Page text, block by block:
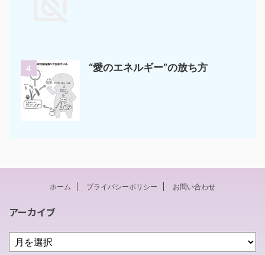
4 “愛のエネルギー”の放ち方
ホーム プライバシーポリシー お問い合わせ
アーカイブ